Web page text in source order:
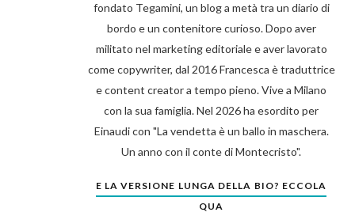
fondato Tegamini, un blog a metà tra un diario di
bordo e un contenitore curioso. Dopo aver
militato nel marketing editoriale e aver lavorato
come copywriter, dal 2016 Francesca è traduttrice
e content creator a tempo pieno. Vive a Milano
con la sua famiglia. Nel 2026 ha esordito per
Einaudi con "La vendetta è un ballo in maschera.
Un anno con il conte di Montecristo".
E LA VERSIONE LUNGA DELLA BIO? ECCOLA
QUA